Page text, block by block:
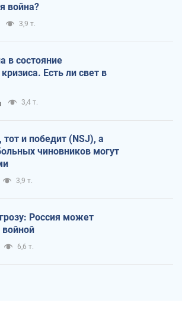
война?
3,9 т.
в состояние
Есть ли свет в
3,4 т.
и победит (NSJ), а
чиновников могут
3,9 т.
Россия может
6,6 т.